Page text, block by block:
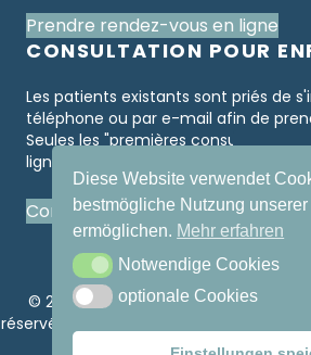
Diese Website verwendet
bestmögliche Nutzung
ermöglichen. Mehr erfahren
Notwendige Cookies
Notwendige Cookies
optionale Cookies
optionale Cookies
Prendre rendez-vous en ligne
CONSULTATION POUR
Les patients existants sont priés de
téléphone ou par e-mail afin de
Seules les "premières consultations"
ligne.
Consultation pour enfants
© 2026 Centre ophtalmologique
réservés par le Dr Dominique Mustur.
de non-